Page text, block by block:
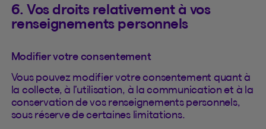
6. Vos droits relativement à vos
renseignements personnels
Modifier votre consentement
Vous pouvez modifier votre consentement quant à
la collecte, à l’utilisation, à la communication et à la
conservation de vos renseignements personnels,
sous réserve de certaines limitations.